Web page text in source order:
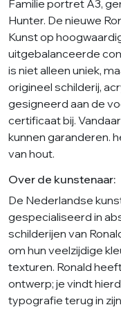
Familie portret A3,
Hunter. De nieuwe
Kunst op
uitgebalanceerde
is niet alleen uniek,
origineel schilderij,
gesigneerd aan de
certificaat bij.
kunnen garanderen.
van hout.
Over de kunstenaar:
De Nederlandse
gespecialiseerd in
schilderijen van
om hun veelzijdige
texturen. Ronald
ontwerp; je vindt
typografie terug in